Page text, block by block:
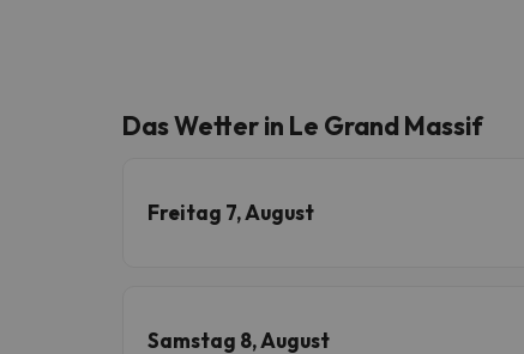
Das Wetter in Le Grand Massif
Freitag 7, August
Samstag 8, August